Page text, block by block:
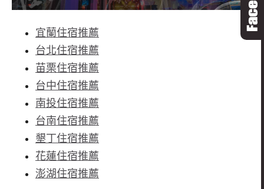
宜蘭住宿推薦
台北住宿推薦
苗栗住宿推薦
台中住宿推薦
南投住宿推薦
台南住宿推薦
墾丁住宿推薦
花蓮住宿推薦
澎湖住宿推薦